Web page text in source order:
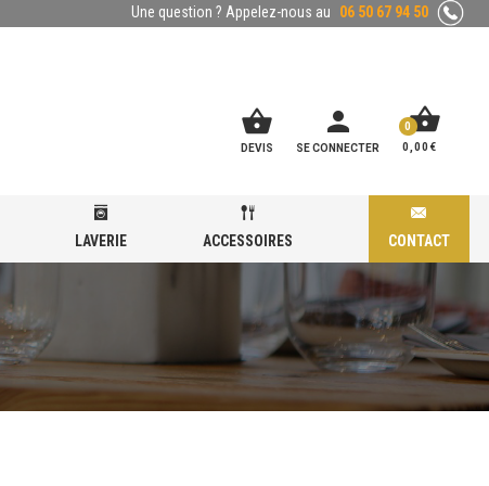
Une question ? Appelez-nous au 06 50 67 94 50
shopping_basket
DEVIS
person
SE CONNECTER
shopping_basket
0,00€
0
LAVERIE ACCESSOIRES CONTACT